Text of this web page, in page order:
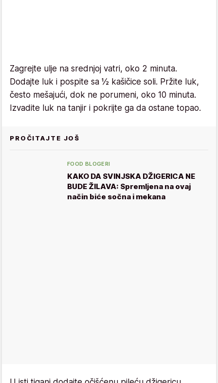
Zagrejte ulje na srednjoj vatri, oko 2 minuta.
Dodajte luk i pospite sa ½ kašičice soli. Pržite luk,
često mešajući, dok ne porumeni, oko 10 minuta.
Izvadite luk na tanjir i pokrijte ga da ostane topao.
PROČITAJTE JOŠ
FOOD BLOGERI
KAKO DA SVINJSKA DŽIGERICA NE
BUDE ŽILAVA: Spremljena na ovaj
način biće sočna i mekana